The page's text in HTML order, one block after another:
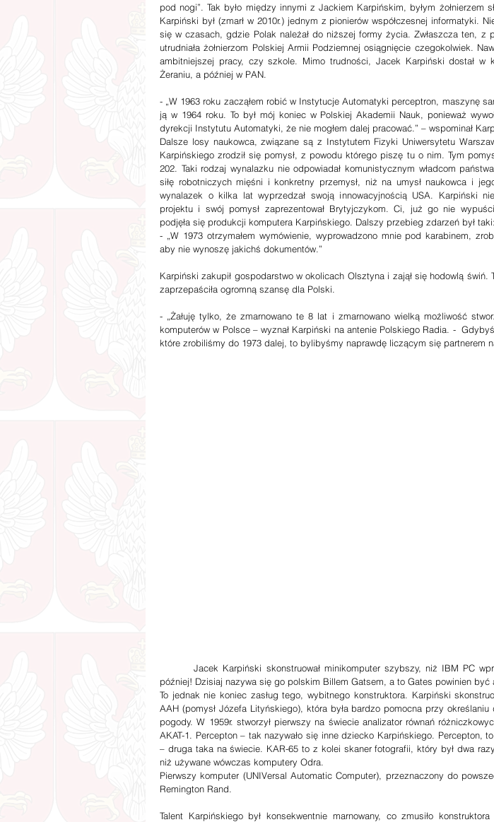
pod nogi”. Tak było między innymi z Jackiem Karpińskim, byłym żołnierzem
Karpiński był (zmarł w 2010r.) jednym z pionierów współczesnej informatyki.
się w czasach, gdzie Polak należał do niższej formy życia. Zwłaszcza ten, z
utrudniała żołnierzom Polskiej Armii Podziemnej osiągnięcie czegokolwiek.
ambitniejszej pracy, czy szkole. Mimo trudności, Jacek Karpiński dostał w
Żeraniu, a później w PAN.
- „W 1963 roku zacząłem robić w Instytucje Automatyki perceptron, maszynę
ją w 1964 roku. To był mój koniec w Polskiej Akademii Nauk, ponieważ
dyrekcji Instytutu Automatyki, że nie mogłem dalej pracować.” – wspominał
Dalsze losy naukowca, związane są z Instytutem Fizyki Uniwersytetu
Karpińskiego zrodził się pomysł, z powodu którego piszę tu o nim. Tym
202. Taki rodzaj wynalazku nie odpowiadał komunistycznym władcom
siłę robotniczych mięśni i konkretny przemysł, niż na umysł naukowca i
wynalazek o kilka lat wyprzedzał swoją innowacyjnością USA. Karpiński
projektu i swój pomysł zaprezentował Brytyjczykom. Ci, już go nie
podjęła się produkcji komputera Karpińskiego. Dalszy przebieg zdarzeń był taki:
- „W 1973 otrzymałem wymówienie, wyprowadzono mnie pod karabinem,
aby nie wynoszę jakichś dokumentów.”
Karpiński zakupił gospodarstwo w okolicach Olsztyna i zajął się hodowlą świń.
zaprzepaściła ogromną szansę dla Polski.
- „Żałuję tylko, że zmarnowano te 8 lat i zmarnowano wielką możliwość
komputerów w Polsce – wyznał Karpiński na antenie Polskiego Radia. -
które zrobiliśmy do 1973 dalej, to bylibyśmy naprawdę liczącym się partnerem
        Jacek Karpiński skonstruował minikomputer szybszy, niż IBM PC wprowadzony na rynek 10 lat
później! Dzisiaj nazywa się go polskim Billem Gatsem, a to Gates powinien być
To jednak nie koniec zasług tego, wybitnego konstruktora. Karpiński
AAH (pomysł Józefa Lityńskiego), która była bardzo pomocna przy określaniu
pogody. W 1959r. stworzył pierwszy na świecie analizator równań
AKAT-1. Percepton – tak nazywało się inne dziecko Karpińskiego. Percepton,
– druga taka na świecie. KAR-65 to z kolei skaner fotografii, który był dwa
niż używane wówczas komputery Odra.
Pierwszy komputer (UNIVersal Automatic Computer), przeznaczony do
Remington Rand.
Talent Karpińskiego był konsekwentnie marnowany, co zmusiło